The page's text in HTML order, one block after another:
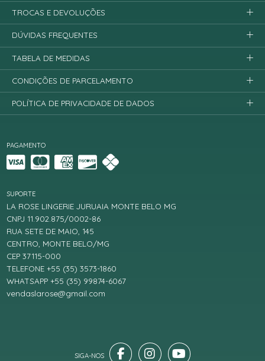
PAGAMENTO
SUPORTE
LA ROSE LINGERIE JURUAIA MONTE BELO MG
CNPJ 11.902.875/0002-86
RUA SETE DE MAIO, 145
CENTRO, MONTE BELO/MG
CEP 37115-000
TELEFONE +55 (35) 3573-1860
WHATSAPP +55 (35) 99874-6067
vendaslarose@gmail.com
TROCAS E DEVOLUÇÕES
DÚVIDAS FREQUENTES
TABELA DE MEDIDAS
CONDIÇÕES DE PARCELAMENTO
POLÍTICA DE PRIVACIDADE DE DADOS